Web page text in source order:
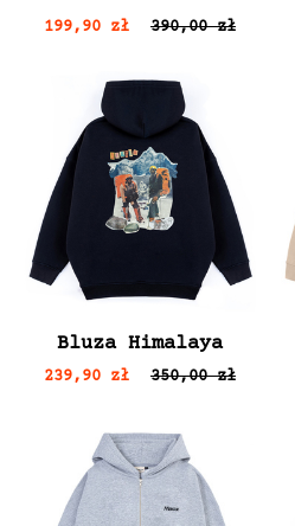
199,90 zł 390,00 zł
Bluza Himalaya
239,90 zł 350,00 zł